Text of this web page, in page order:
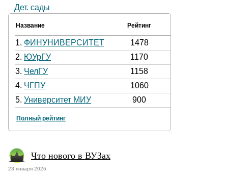
Дет. сады
Название Рейтинг
1. ФИНУНИВЕРСИТЕТ
1478
2. ЮУрГУ
1170
3. ЧелГУ
1158
4. ЧГПУ
1060
5. Университет МИУ 900
Полный рейтинг
Что нового в ВУЗах
23 января 2026